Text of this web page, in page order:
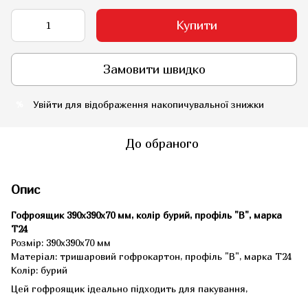
Купити
Замовити швидко
Увійти для відображення накопичувальної знижки
До обраного
Опис
Гофроящик 390x390x70 мм, колір бурий, профіль "В", марка
Т24
Розмір: 390x390x70 мм
Матеріал: тришаровий гофрокартон, профіль "В", марка Т24
Колір: бурий
Цей гофроящик ідеально підходить для пакування,